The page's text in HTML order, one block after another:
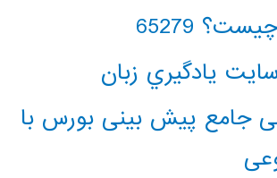
65279
يادگيري زبان
جامع پیش بینی بورس با